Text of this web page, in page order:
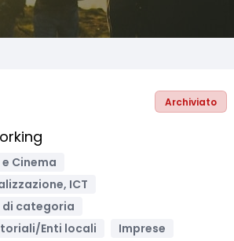
Archiviato
Cinema
ICT
di categoria
Enti locali
Imprese